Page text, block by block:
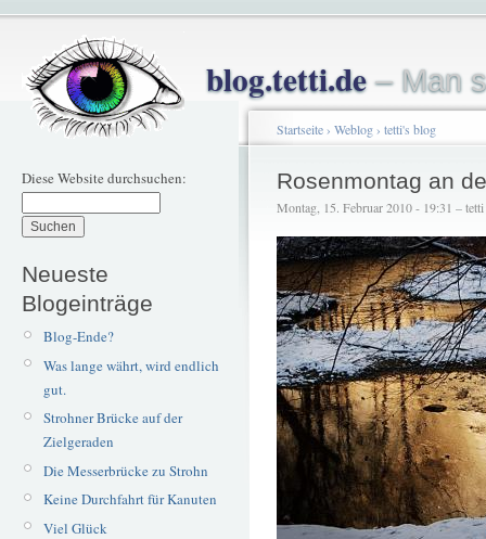
blog.tetti.de– Man
Diese Website durchsuchen:
Neueste
Blogeinträge
Blog-Ende?
Was lange währt, wird endlich
gut.
Strohner Brücke auf der
Zielgeraden
Die Messerbrücke zu Strohn
Keine Durchfahrt für Kanuten
Viel Glück
Startseite› Weblog› tetti's blog
Rosenmontag an
Montag, 15. Februar 2010 - 19:31 – tetti